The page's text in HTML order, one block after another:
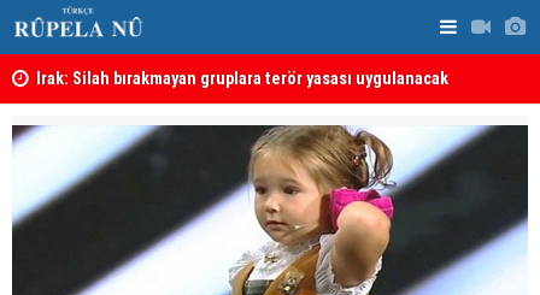
Irak: Silah bırakmayan gruplara terör yasası uygulanacak